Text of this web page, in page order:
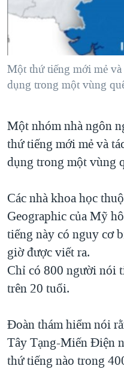
"Tìm"NGƯỜI VIỆT HẢI NGOẠI
ĐỜI SỐNG
KHOA HỌC
VĂN HOÁ
THỂ THAO
GIÁO DỤC
TẠI
HÀNH TRÌNH BẦU CỬ
MỘT NĂM CHIẾN
GIẢI MÃ VÀNH ĐAI &
NGÀY TỊ NẠN THẾ GIỚI
GROUND ZERO – XƯA
THƯỢNG ĐỈNH TRUMP-
TRỊNH VĨNH BÌNH VS.
NGƯ DÂN VIỆT VÀ LÀN
BÊN KIA QUỐC LỘ:
QUAN HỆ VIỆT MỸ
VIDEO
MẠNG XÃ HỘI
Ngôn ngữ khác
Một thứ tiếng mới mẻ
dụng trong một vùng
Một nhóm nhà ngôn
thứ tiếng mới mẻ và
dụng trong một vùng
Các nhà khoa học
Geographic của Mỹ
tiếng này có nguy cơ
giờ được viết ra.
Chỉ có 800 người nói
trên 20 tuổi.
Đoàn thám hiểm nói
Tây Tạng-Miến Điện
thứ tiếng nào trong